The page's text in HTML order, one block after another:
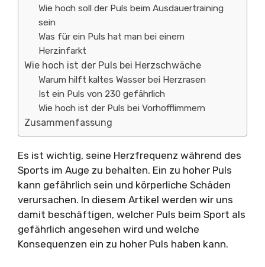
Wie hoch soll der Puls beim Ausdauertraining
sein
Was für ein Puls hat man bei einem
Herzinfarkt
Wie hoch ist der Puls bei Herzschwäche
Warum hilft kaltes Wasser bei Herzrasen
Ist ein Puls von 230 gefährlich
Wie hoch ist der Puls bei Vorhofflimmern
Zusammenfassung
Es ist wichtig, seine Herzfrequenz während des
Sports im Auge zu behalten. Ein zu hoher Puls
kann gefährlich sein und körperliche Schäden
verursachen. In diesem Artikel werden wir uns
damit beschäftigen, welcher Puls beim Sport als
gefährlich angesehen wird und welche
Konsequenzen ein zu hoher Puls haben kann.